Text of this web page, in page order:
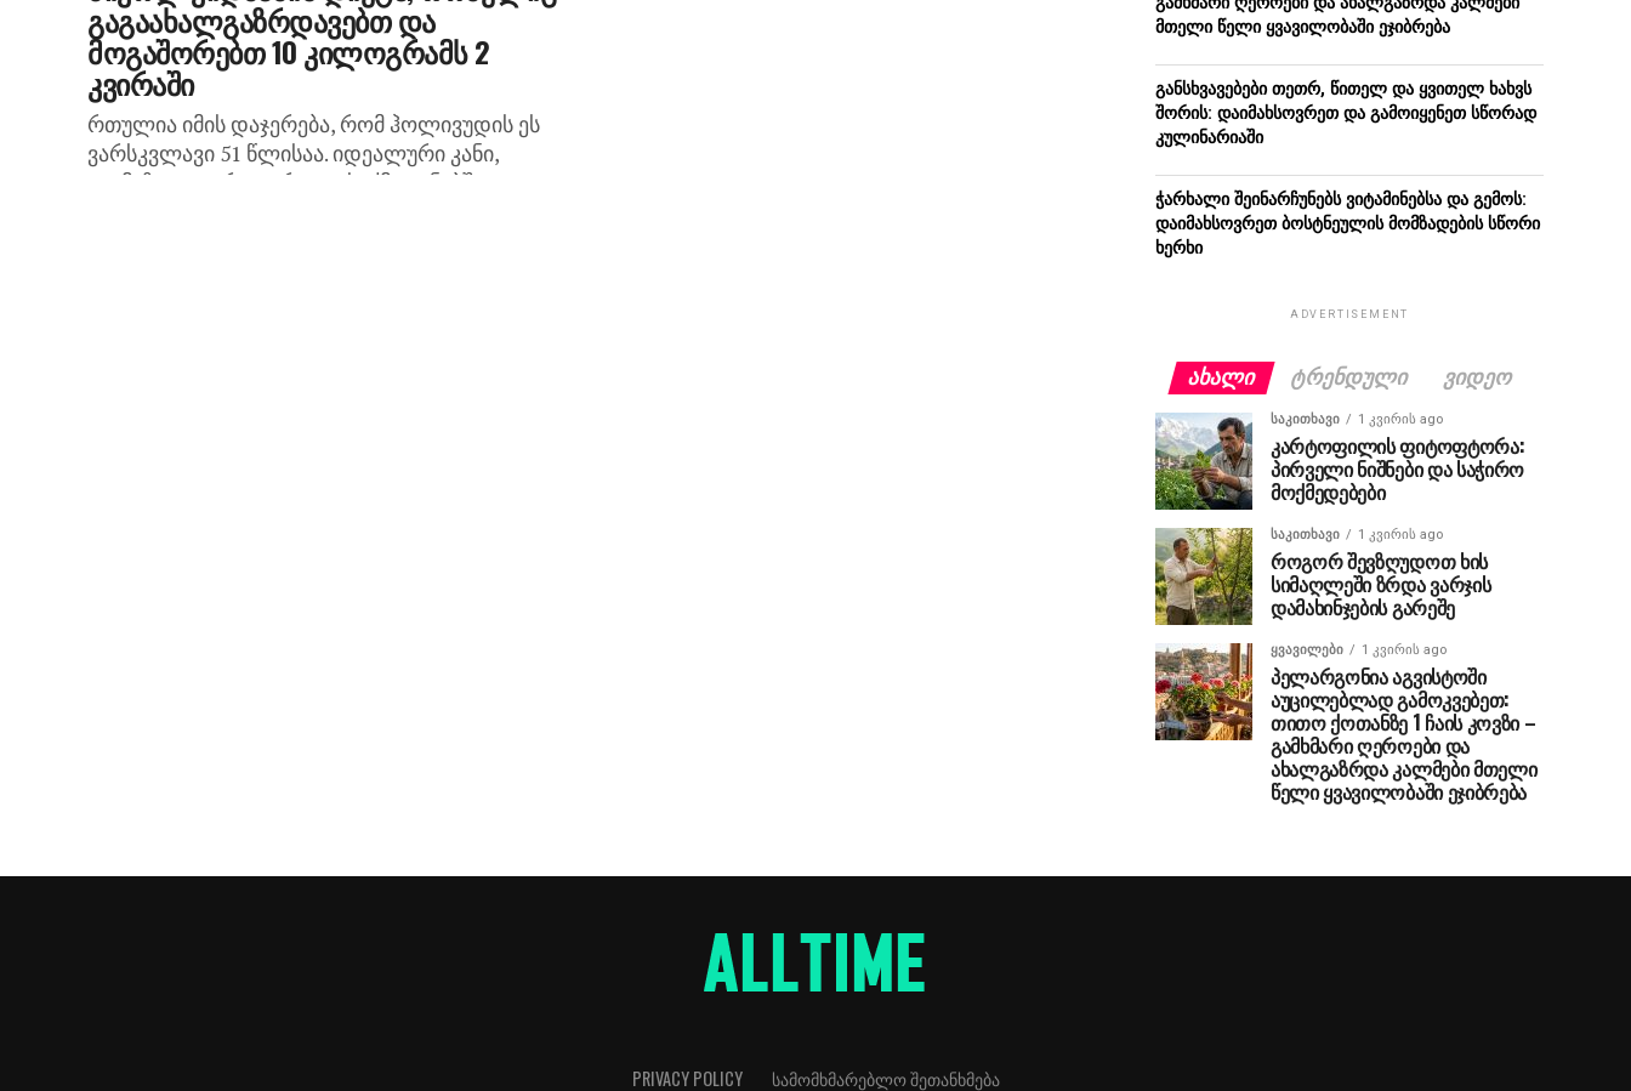
გაგაახალგაზრდავებთ და
მოგაშორებთ 10 კილოგრამს 2
კვირაში
რთულია იმის დაჯერება, რომ ჰოლივუდის ეს
ვარსკვლავი 51 წლისაა. იდეალური კანი,
ლამაზი ფიგურა – არადა, საქმე გენებში კი
მთელი წელი ყვავილობაში ეჯიბრება
განსხვავებები თეთრ, წითელ და ყვითელ ხახვს
შორის: დაიმახსოვრეთ და გამოიყენეთ სწორად
კულინარიაში
ჭარხალი შეინარჩუნებს ვიტამინებსა და გემოს:
დაიმახსოვრეთ ბოსტნეულის მომზადების სწორი
ხერხი
ADVERTISEMENT
ᲐᲮᲐᲚᲘ ᲢᲠᲔᲜᲓᲣᲚᲘ ᲕᲘᲓᲔᲝ
ᲡᲐᲙᲘᲗᲮᲐᲕᲘ 1 კვირის ago
კარტოფილის ფიტოფტორა:
პირველი ნიშნები და საჭირო
მოქმედებები
ᲡᲐᲙᲘᲗᲮᲐᲕᲘ 1 კვირის ago
როგორ შევზღუდოთ ხის
სიმაღლეში ზრდა ვარჯის
დამახინჯების გარეშე
ᲧᲕᲐᲕᲘᲚᲔᲑᲘ 1 კვირის ago
პელარგონია აგვისტოში
აუცილებლად გამოკვებეთ:
თითო ქოთანზე 1 ჩაის კოვზი –
გამხმარი ღეროები და
ახალგაზრდა კალმები მთელი
წელი ყვავილობაში ეჯიბრება
PRIVACY POLICY ᲡᲐᲛᲝᲛᲮᲛᲐᲠᲔᲑᲚᲝ ᲨᲔᲗᲐᲜᲮᲛᲔᲑᲐ